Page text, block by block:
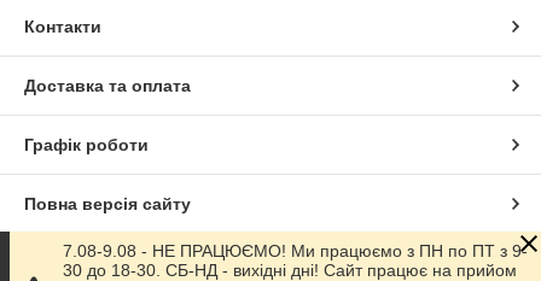
Контакти
Доставка та оплата
Графік роботи
Повна версія сайту
Сайт створено на маркетплейсіProm.ua
7.08-9.08 - НЕ ПРАЦЮЄМО! Ми працюємо з ПН по ПТ з 9-
30 до 18-30. СБ-НД - вихідні дні! Сайт працює на прийом